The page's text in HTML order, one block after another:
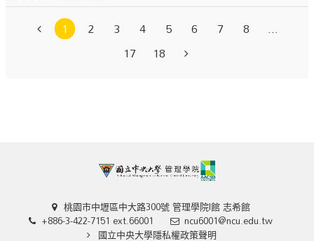
1 2 3 4 5 6 7 8
...
17
18
桃園市中壢區中大路300號 管理學院I館 志希館
+886-3-422-7151 ext.66001 ncu6001@ncu.edu.tw
國立中央大學隱私權政策聲明